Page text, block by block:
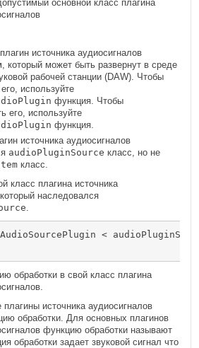
основной класс плагина
источника аудиосигналов
который может быть развернут в среде
рабочей станции (DAW). Чтобы
используйте
функция. Чтобы
его, используйте
функция.
источника аудиосигналов
audioPluginSource класс, но не
класс.
класс плагина источника
наследовался
.
обработки в свой класс плагина
источника аудиосигналов
обработки. Для основных плагинов
функцию обработки называют
обработки задает звуковой сигнал что